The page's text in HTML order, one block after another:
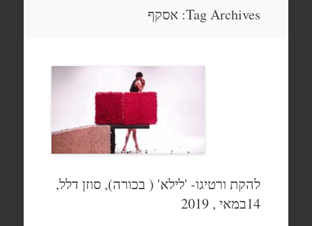
Tag Archives: אסקף
להקת ורטיגו- 'לילא' ( בכורה), סוזן דלל,
14במאי , 2019